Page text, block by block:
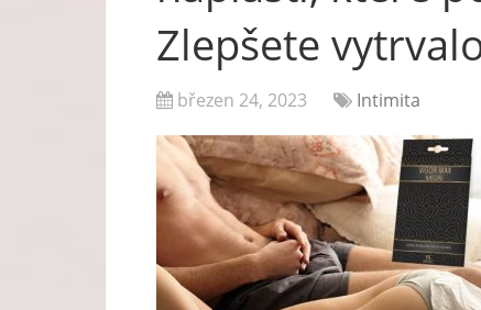
Zlepšete
březen 24, 2023
Intimita